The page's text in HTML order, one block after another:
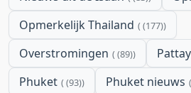
Opmerkelijk Thailand (177)
Overstromingen (89)
Phuket (93) Phuket nieuws